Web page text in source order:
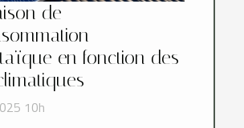
de
en fonction des
10h